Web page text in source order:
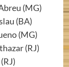
(MG)
(BA)
(MG)
(RJ)